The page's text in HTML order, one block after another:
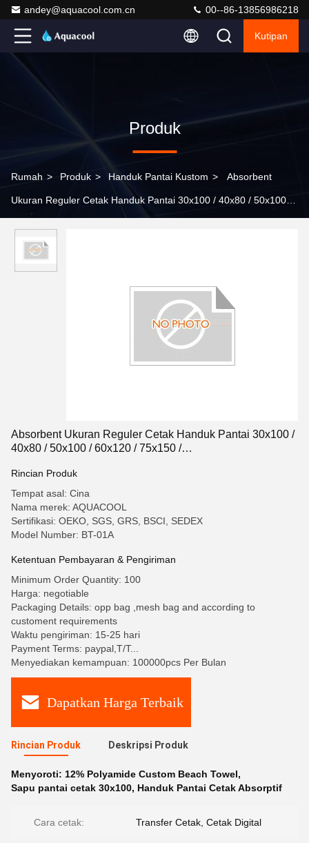
andey@aquacool.com.cn 00--86-13856986218
Kutipan
Produk
Rumah > Produk > Handuk Pantai Kustom > Absorbent
Ukuran Reguler Cetak Handuk Pantai 30x100 / 40x80 / 50x100 /
Absorbent Ukuran Reguler Cetak Handuk Pantai 30x100 /
40x80 / 50x100 / 60x120 / 75x150 /
Rincian Produk
Tempat asal: Cina
Nama merek: AQUACOOL
Sertifikasi: OEKO, SGS, GRS, BSCI, SEDEX
Model Number: BT-01A
Ketentuan Pembayaran & Pengiriman
Minimum Order Quantity: 100
Harga: negotiable
Packaging Details: opp bag ,mesh bag and according to
customent requirements
Waktu pengiriman: 15-25 hari
Payment Terms: paypal,T/T...
Menyediakan kemampuan: 100000pcs Per Bulan
Dapatkan Harga Terbaik
Rincian Produk Deskripsi Produk
Menyoroti: 12% Polyamide Custom Beach Towel,
Sapu pantai cetak 30x100, Handuk Pantai Cetak Absorptif
Cara cetak: Transfer Cetak, Cetak Digital